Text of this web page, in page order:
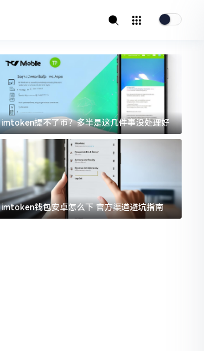
imtoken提不了币？多半是这几件事没处理好
imtoken钱包安卓怎么下 官方渠道避坑指南